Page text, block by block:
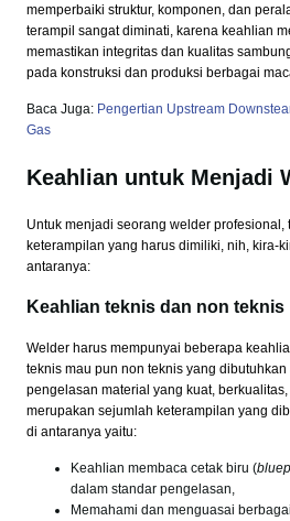
memperbaiki struktur, komponen, dan
terampil sangat diminati, karena keahlian
memastikan integritas dan kualitas
pada konstruksi dan produksi berbagai
Baca Juga: Pengertian Upstream
Gas
Keahlian untuk Menjadi
Untuk menjadi seorang welder profesional,
keterampilan yang harus dimiliki, nih, kira-
antaranya:
Keahlian teknis dan non teknis
Welder harus mempunyai beberapa
teknis mau pun non teknis yang
pengelasan material yang kuat,
merupakan sejumlah keterampilan yang
di antaranya yaitu:
Keahlian membaca cetak biru (
dalam standar pengelasan,
Memahami dan menguasai